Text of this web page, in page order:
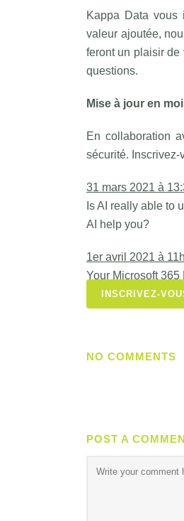
Kappa Data vous
valeur ajoutée,
feront un plaisir de
questions.
Mise à jour en
En collaboration
sécurité. Inscrivez-
31 mars 2021 à
Is AI really able to
AI help you?
1er avril 2021 à
Your Microsoft
INSCRIVEZ-
NO COMMENTS
POST A